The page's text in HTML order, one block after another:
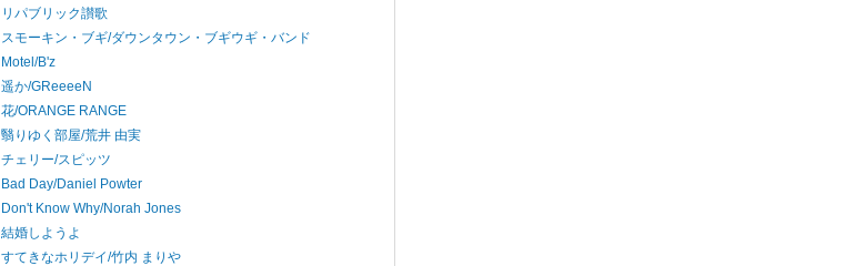
リパブリック讃歌
スモーキン・ブギ/ダウンタウン・ブギウギ・バンド
Motel/B'z
遥か/GReeeeN
花/ORANGE RANGE
翳りゆく部屋/荒井 由実
チェリー/スピッツ
Bad Day/Daniel Powter
Don't Know Why/Norah Jones
結婚しようよ
すてきなホリデイ/竹内 まりや